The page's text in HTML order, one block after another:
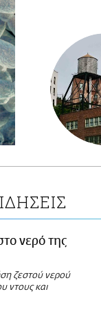
νερό της
ζεστού νερού
ντους και